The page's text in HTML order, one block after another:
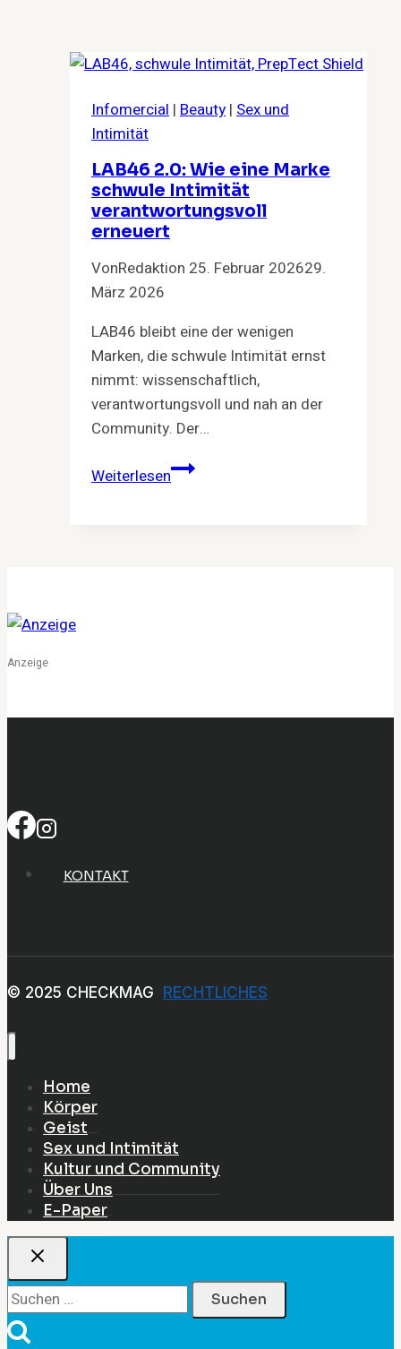
mehr
als
Infomercial | Beauty | Sex und
Intimität
LAB46 2.0: Wie eine Marke
schwule Intimität
verantwortungsvoll
erneuert
VonRedaktion 25. Februar 202629.
März 2026
LAB46 bleibt eine der wenigen
Marken, die schwule Intimität ernst
nimmt: wissenschaftlich,
verantwortungsvoll und nah an der
Community. Der…
WeiterlesenLAB46
Anzeige
KONTAKT
© 2025 CHECKMAG RECHTLICHES
Home
Körper
Geist
Sex und Intimität
Kultur und Community
Über Uns
E-Paper
Suchen
nach: